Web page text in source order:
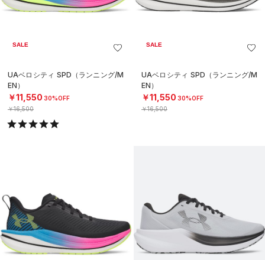
SALE
UAベロシティ SPD（ランニング/M
EN）
￥11,550 30%OFF
￥16,500
SALE
UAベロシティ SPD（ランニング/M
EN）
￥11,550 30%OFF
￥16,500